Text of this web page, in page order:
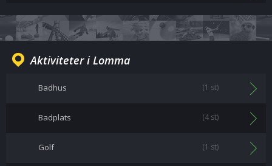
Aktiviteter i Lomma
Badhus (1 st)
Badplats (4 st)
Golf (1 st)